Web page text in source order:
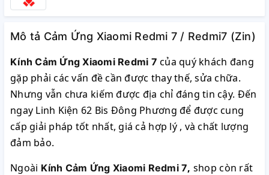
Mô tả Cảm Ứng Xiaomi Redmi 7 / Redmi7 (Zin)
Kính Cảm Ứng Xiaomi Redmi 7 của quý khách đang
gặp phải các vấn đề cần được thay thế, sửa chữa.
Nhưng vẫn chưa kiếm được địa chỉ đáng tin cậy. Đến
ngay Linh Kiện 62 Bis Đông Phương để được cung
cấp giải pháp tốt nhất, giá cả hợp lý , và chất lượng
đảm bảo.
Ngoài Kính Cảm Ứng Xiaomi Redmi 7, shop còn rất